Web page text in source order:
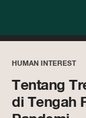
HUMAN INTEREST
Tentang
di Tengah